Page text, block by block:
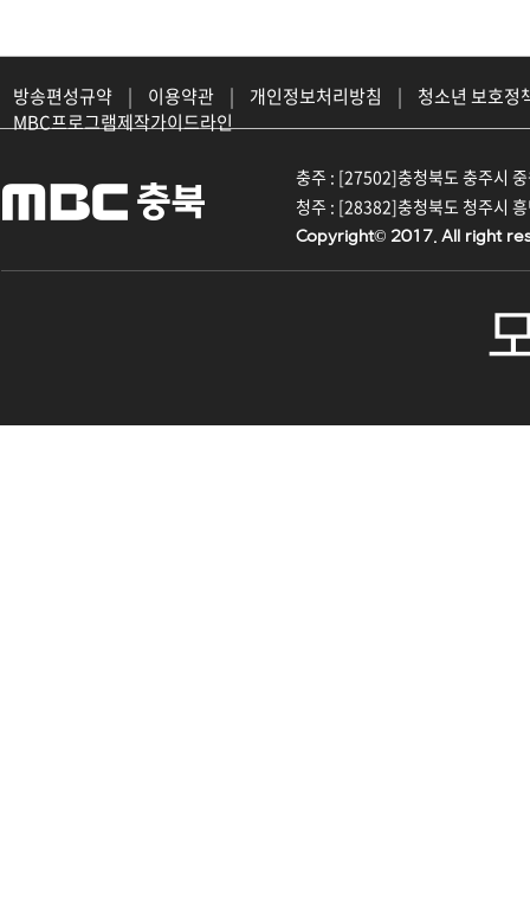
방송편성규약 | 이용약관 | 개인정보처리방침 |
청소년 보호정
MBC프로그램제작가이드라인
충주 : [27502]충청북도 충주시
청주 : [28382]충청북도 청주시
Copyright© 2017. All right